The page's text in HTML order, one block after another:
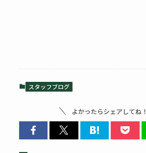
スタッフブログ
よかったらシェアしてね！